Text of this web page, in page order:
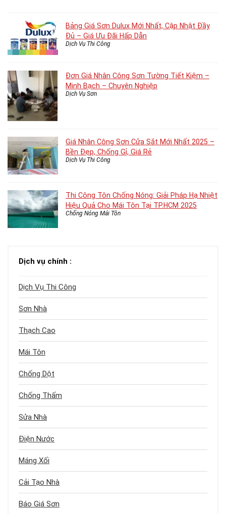
Bảng Giá Sơn Dulux Mới Nhất, Cập Nhật Đầy
Đủ – Giá Ưu Đãi Hấp Dẫn
Dịch Vụ Thi Công
Đơn Giá Nhân Công Sơn Tường Tiết Kiệm –
Minh Bạch – Chuyên Nghiệp
Dịch Vụ Sơn
Giá Nhân Công Sơn Cửa Sắt Mới Nhất 2025 –
Bền Đẹp, Chống Gỉ, Giá Rẻ
Dịch Vụ Thi Công
Thi Công Tôn Chống Nóng: Giải Pháp Hạ Nhiệt
Hiệu Quả Cho Mái Tôn Tại TP.HCM 2025
Chống Nóng Mái Tôn
Dịch vụ chính :
Dịch Vụ Thi Công
Sơn Nhà
Thạch Cao
Mái Tôn
Chống Dột
Chống Thấm
Sửa Nhà
Điện Nước
Máng Xối
Cải Tạo Nhà
Báo Giá Sơn